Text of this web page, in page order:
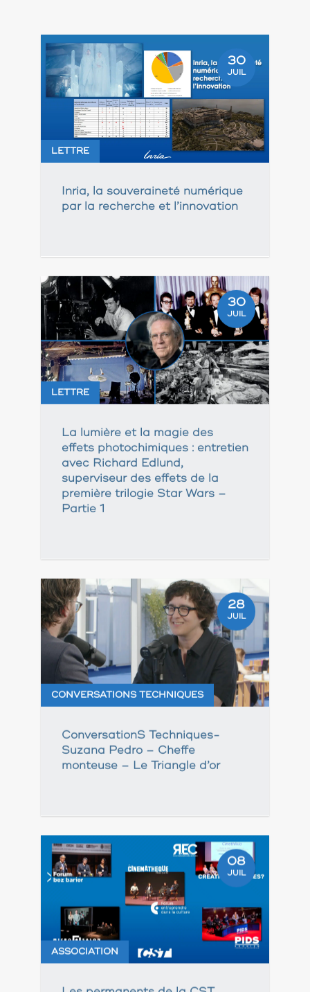
30
JUIL
LETTRE
Inria, la souveraineté numérique
par la recherche et l’innovation
30
JUIL
LETTRE
La lumière et la magie des
effets photochimiques : entretien
avec Richard Edlund,
superviseur des effets de la
première trilogie Star Wars –
Partie 1
28
JUIL
CONVERSATIONS TECHNIQUES
ConversationS Techniques-
Suzana Pedro – Cheffe
monteuse – Le Triangle d’or
08
JUIL
ASSOCIATION